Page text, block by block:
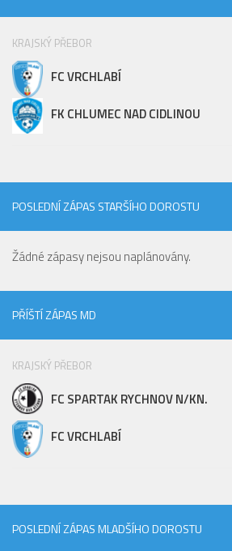
Hráči
Mladší přípravka
Fotbalová školka
Kontakty
Vzkazy
Bazárek
KRAJSKÝ PŘEBOR
FC VRCHLABÍ
FK CHLUMEC NAD CIDLINOU
POSLEDNÍ ZÁPAS STARŠÍHO DOROSTU
Žádné zápasy nejsou naplánovány.
PŘÍŠTÍ ZÁPAS MD
KRAJSKÝ PŘEBOR
FC SPARTAK RYCHNOV N/KN.
FC VRCHLABÍ
POSLEDNÍ ZÁPAS MLADŠÍHO DOROSTU